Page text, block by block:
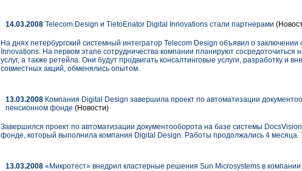
14.03.2008 Telecom Design и TietoEnator Digital Innovations стали партнерами
На днях петербургский системный интегратор Telecom Design объявил о
Innovations. На первом этапе сотрудничества компании планируют сосредоточиться
услуг, а также ретейла. Они будут продвигать консалтинговые услуги, разработку
совместных акций, обменялись опытом.
13.03.2008 Компания Digital Design завершила проект по автоматизации
пенсионном фонде (Новости)
Завершился проект по автоматизации документооборота на базе системы
фонде, который выполнила компания Digital Design. Работы продолжались 4 месяца.
13.03.2008 «Микротест» внедрил кластерные решения Sun Microsystems в